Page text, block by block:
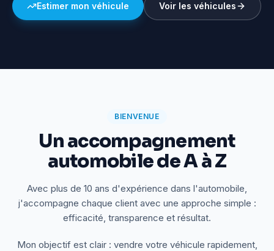
Estimer mon véhicule Voir les véhicules
BIENVENUE
Un accompagnement
automobile de A à Z
Avec plus de 10 ans d'expérience dans l'automobile,
j'accompagne chaque client avec une approche simple :
efficacité, transparence et résultat.
Mon objectif est clair : vendre votre véhicule rapidement,